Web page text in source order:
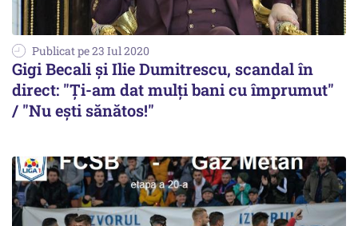
Publicat pe 23 Iul 2020
Gigi Becali și Ilie Dumitrescu, scandal în
direct: "Ți-am dat mulți bani cu împrumut"
/ "Nu ești sănătos!"